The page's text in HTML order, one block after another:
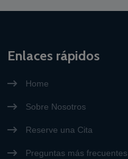
Enlaces rápidos
Home
Sobre Nosotros
Reserve una Cita
Preguntas más frecuentes